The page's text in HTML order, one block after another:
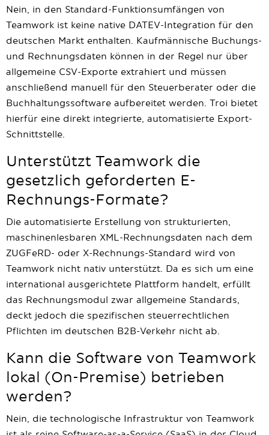
Nein, in den Standard-Funktionsumfängen von
Teamwork ist keine native DATEV-Integration für den
deutschen Markt enthalten. Kaufmännische Buchungs-
und Rechnungsdaten können in der Regel nur über
allgemeine CSV-Exporte extrahiert und müssen
anschließend manuell für den Steuerberater oder die
Buchhaltungssoftware aufbereitet werden. Troi bietet
hierfür eine direkt integrierte, automatisierte Export-
Schnittstelle.
Unterstützt Teamwork die
gesetzlich geforderten E-
Rechnungs-Formate?
Die automatisierte Erstellung von strukturierten,
maschinenlesbaren XML-Rechnungsdaten nach dem
ZUGFeRD- oder X-Rechnungs-Standard wird von
Teamwork nicht nativ unterstützt. Da es sich um eine
international ausgerichtete Plattform handelt, erfüllt
das Rechnungsmodul zwar allgemeine Standards,
deckt jedoch die spezifischen steuerrechtlichen
Pflichten im deutschen B2B-Verkehr nicht ab.
Kann die Software von Teamwork
lokal (On-Premise) betrieben
werden?
Nein, die technologische Infrastruktur von Teamwork